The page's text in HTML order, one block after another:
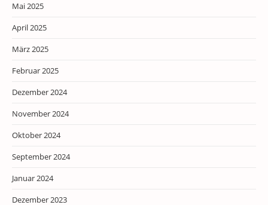
Mai 2025
April 2025
März 2025
Februar 2025
Dezember 2024
November 2024
Oktober 2024
September 2024
Januar 2024
Dezember 2023